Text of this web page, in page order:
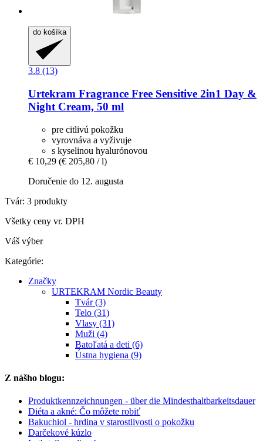
do košíka
3.8 (13)
Urtekram Fragrance Free Sensitive 2in1 Day &
Night Cream, 50 ml
pre citlivú pokožku
vyrovnáva a vyživuje
s kyselinou hyalurónovou
€ 10,29 (€ 205,80 / l)
Doručenie do 12. augusta
Tvár: 3 produkty
Všetky ceny vr. DPH
Váš výber
Kategórie:
Značky
URTEKRAM Nordic Beauty
Tvár (3)
Telo (31)
Vlasy (31)
Muži (4)
Batoľatá a deti (6)
Ústna hygiena (9)
Z nášho blogu:
Produktkennzeichnungen - über die Mindesthaltbarkeitsdauer
Diéta a akné: Čo môžete robiť
Bakuchiol - hrdina v starostlivosti o pokožku
Darčekové kúzlo